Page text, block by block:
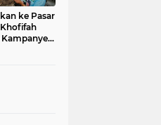
ke Pasar